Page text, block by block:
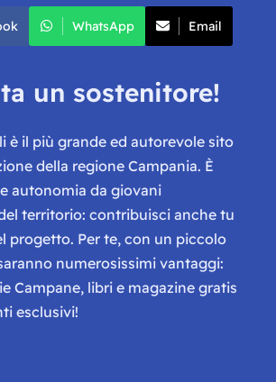
WhatsApp Email
un sostenitore!
è il più grande ed autorevole sito
della regione Campania. È
autonomia da giovani
territorio: contribuisci anche tu
progetto. Per te, con un piccolo
numerosissimi vantaggi:
Campane, libri e magazine gratis
esclusivi!